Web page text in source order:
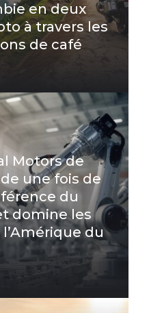
en deux
à travers les
de café
Motors de
une fois de
du
domine les
du